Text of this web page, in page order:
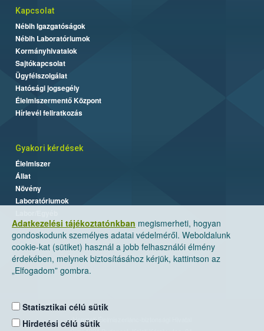
Adatkezelési tájékoztatónkban megismerheti, hogyan
gondoskodunk személyes adatai védelméről. Weboldalunk
cookie-kat (sütiket) használ a jobb felhasználói élmény
érdekében, melynek biztosításához kérjük, kattintson az
„Elfogadom” gombra.
Statisztikai célú sütik
Hirdetési célú sütik
Kapcsolat
Nébih Igazgatóságok
Nébih Laboratóriumok
Kormányhivatalok
Sajtókapcsolat
Ügyfélszolgálat
Hatósági jogsegély
Élelmiszermentő Központ
Hírlevél feliratkozás
Gyakori kérdések
Élelmiszer
Állat
Növény
Laboratóriumok
Nemzeti Élelmiszerlánc-biztonsági Hivatal